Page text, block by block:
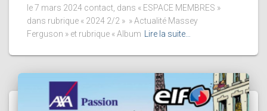
le 7 mars 2024 contact, dans « ESPACE MEMBRES »
dans rubrique « 2024 2/2 » » Actualité Massey
Ferguson » et rubrique « Album
Lire la suite…